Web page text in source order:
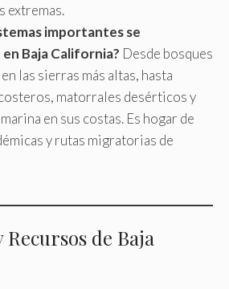
extremas.
importantes se
Baja California? Desde bosques
las sierras más altas, hasta
matorrales desérticos y
en sus costas. Es hogar de
y rutas migratorias de
de Baja